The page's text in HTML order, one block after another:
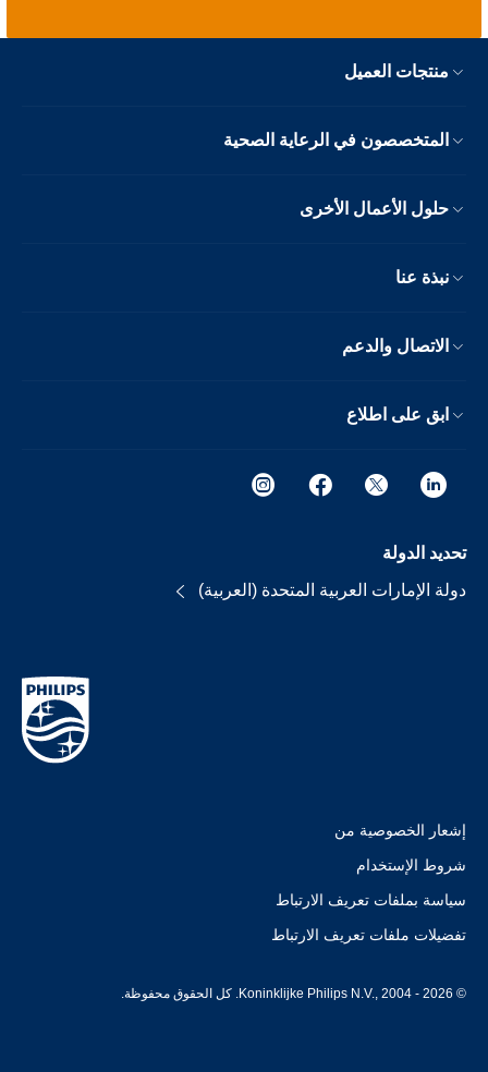
منتجات العميل
المتخصصون في الرعاية الصحية
حلول الأعمال الأخرى
نبذة عنا
الاتصال والدعم
ابق على اطلاع
تحديد الدولة
دولة الإمارات العربية المتحدة (العربية)
إشعار الخصوصية من
شروط الإستخدام
سياسة بملفات تعريف الارتباط
تفضيلات ملفات تعريف الارتباط
© Koninklijke Philips N.V., 2004 - 2026. كل الحقوق محفوظة.